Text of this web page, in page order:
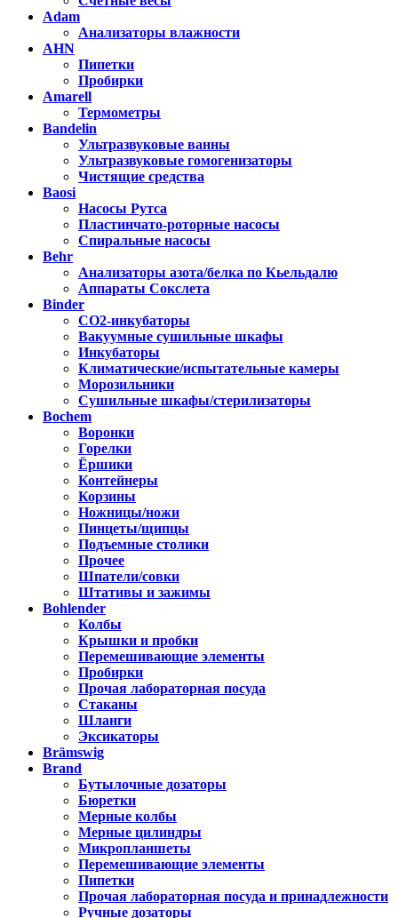
Adam
Анализаторы влажности
AHN
Пипетки
Пробирки
Amarell
Термометры
Bandelin
Ультразвуковые ванны
Ультразвуковые гомогенизаторы
Чистящие средства
Baosi
Насосы Рутса
Пластинчато-роторные насосы
Спиральные насосы
Behr
Анализаторы азота/белка по Кьельдалю
Аппараты Сокслета
Binder
CO2-инкубаторы
Вакуумные сушильные шкафы
Инкубаторы
Климатические/испытательные камеры
Морозильники
Сушильные шкафы/стерилизаторы
Bochem
Воронки
Горелки
Ёршики
Контейнеры
Корзины
Ножницы/ножи
Пинцеты/щипцы
Подъемные столики
Прочее
Шпатели/совки
Штативы и зажимы
Bohlender
Колбы
Крышки и пробки
Перемешивающие элементы
Пробирки
Прочая лабораторная посуда
Стаканы
Шланги
Эксикаторы
Brämswig
Brand
Бутылочные дозаторы
Бюретки
Мерные колбы
Мерные цилиндры
Микропланшеты
Перемешивающие элементы
Пипетки
Прочая лабораторная посуда и принадлежности
Ручные дозаторы